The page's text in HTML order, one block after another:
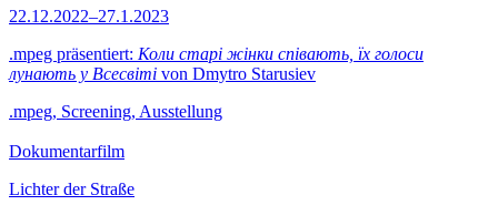
22.12.2022–27.1.2023
.mpeg präsentiert: Коли старі жінки співають, їх голоси
лунають у Всесвіті von Dmytro Starusiev
.mpeg, Screening, Ausstellung
Dokumentarfilm
Lichter der Straße